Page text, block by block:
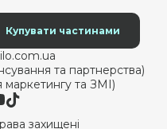
Купувати частинами
та партнерства)
та ЗМІ)
захищені